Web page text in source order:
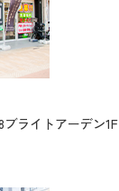
ライトアーデン1F